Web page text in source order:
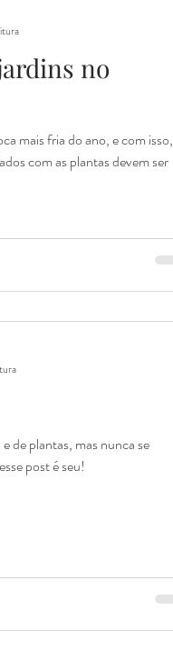
no
mais fria do ano, e com isso,
com as plantas devem ser
de plantas, mas nunca se
post é seu!